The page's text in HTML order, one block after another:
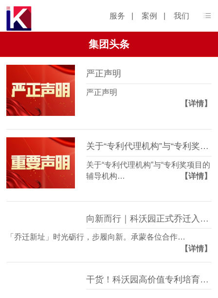
服务 案例 我们
集团头条
严正声明
严正声明
【详情】
关于“专利代理机构”与“专利奖项目的辅导机构”的区别
关于“专利代理机构”与“专利奖项目的
辅导机构…
【详情】
向新而行｜科沃园正式乔迁入驻珠江新城CBD
「乔迁新址」时光砺行，步履向新。承蒙各位合作…
【详情】
干货！科沃园高价值专利培育与布局介绍